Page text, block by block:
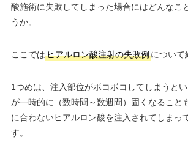
酸施術に失敗してしまった場合にはどんなこ
うか。
ここではヒアルロン酸注射の失敗例について
1つめは、注入部位がボコボコしてしまうと
が一時的に（数時間～数週間）固くなること
に合わないヒアルロン酸を注入されてしまっ
す。